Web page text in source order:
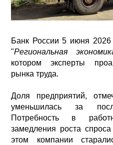
Банк России 5 июня 2026
"Региональная
котором эксперты
рынка труда.
Доля предприятий,
уменьшилась за
Потребность в
замедления роста
этом компании